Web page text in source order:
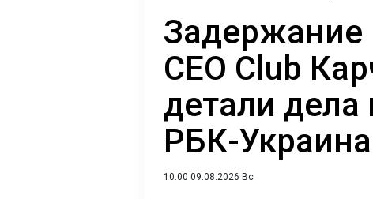
Задержание
CEO Club
детали
РБК-Украина
10:00 09.08.2026 Вс